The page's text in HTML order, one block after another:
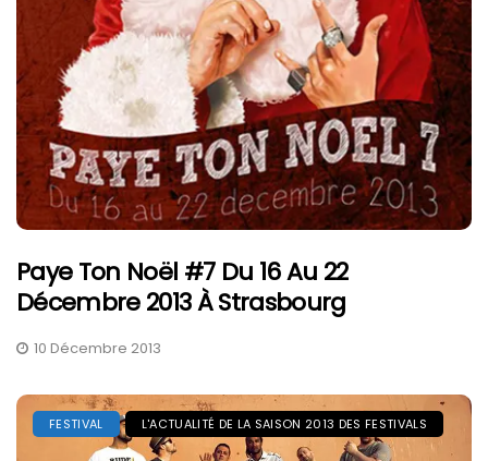
Paye Ton Noël #7 Du 16 Au 22
Décembre 2013 À Strasbourg
10 Décembre 2013
FESTIVAL L'ACTUALITÉ DE LA SAISON 2013 DES FESTIVALS